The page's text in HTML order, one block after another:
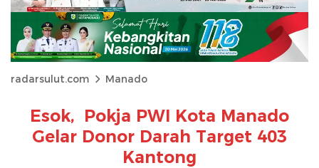
radarsulut.com Manado
Esok, Pokja PWI Kota Manado
Gelar Donor Darah Target 403
Kantong